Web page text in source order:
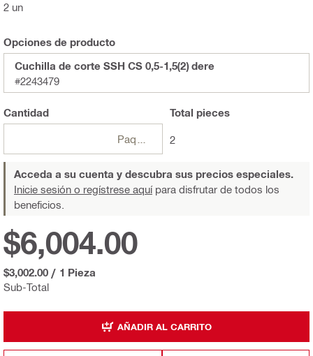
2 un
Opciones de producto
Cuchilla de corte SSH CS 0,5-1,5(2) dere
#2243479
Cantidad Total pieces
2
Acceda a su cuenta y descubra sus precios especiales.
Inicie sesión o regístrese aquípara disfrutar de todos los
beneficios.
Sub-Total
$6,004.00
$3,002.00 / 1 Pieza
AÑADIR AL CARRITO